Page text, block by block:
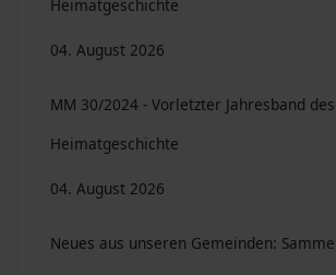
Heimatgeschichte
04. August 2026
MM 30/2024 - Vorletzter Jahresband
Heimatgeschichte
04. August 2026
Neues aus unseren Gemeinden: